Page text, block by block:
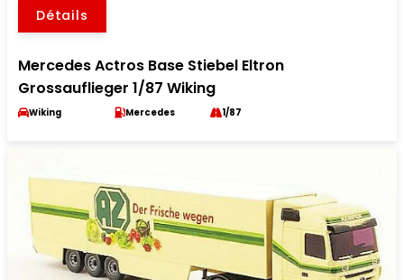
Détails
Mercedes Actros Base Stiebel Eltron
Grossauflieger 1/87 Wiking
Wiking Mercedes 1/87